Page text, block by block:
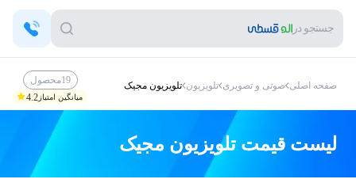
جستجو در
صفحه اصلی صوتی و تصویری تلویزیون تلویزیون مجیک
4.2 میانگین امتیاز
19محصول
لیست قیمت تلویزیون مجیک